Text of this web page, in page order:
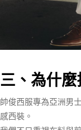
三、為什
帥俊西服專為亞洲男
感西裝。